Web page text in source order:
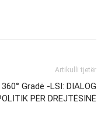
Artikulli tjetër
360° Gradë -LSI: DIALOG
PËR DREJTËSINË